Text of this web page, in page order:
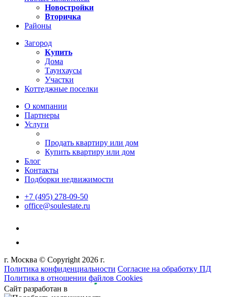
Новостройки
Вторичка
Районы
Загород
Купить
Дома
Таунхаусы
Участки
Коттеджные поселки
О компании
Партнеры
Услуги
Продать квартиру или дом
Купить квартиру или дом
Блог
Контакты
Подборки недвижимости
+7 (495) 278-09-50
office@soulestate.ru
г. Москва © Copyright 2026 г.
Политика конфиденциальности Согласие на обработку ПД
Политика в отношении файлов Cookies
Сайт разработан в